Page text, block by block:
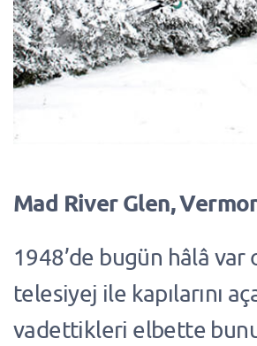
Mad River Glen,
1948’de bugün hâlâ
telesiyej ile kapılarını
vadettikleri elbette